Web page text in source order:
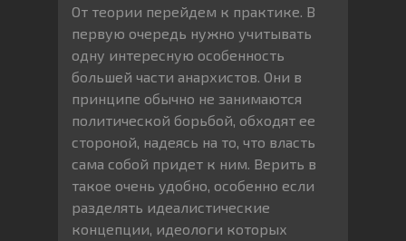
От теории перейдем к практике. В
первую очередь нужно учитывать
одну интересную особенность
большей части анархистов. Они в
принципе обычно не занимаются
политической борьбой, обходят ее
стороной, надеясь на то, что власть
сама собой придет к ним. Верить в
такое очень удобно, особенно если
разделять идеалистические
концепции, идеологи которых